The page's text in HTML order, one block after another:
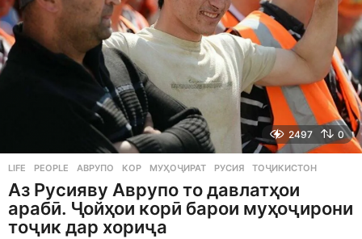
2497 0
LIFE ,PEOPLE АВРУПО ,КОР ,МУҲОҶИРАТ ,РУСИЯ ,ТОҶИКИСТОН
Аз Русияву Аврупо то давлатҳои
арабӣ. Ҷойҳои корӣ барои муҳоҷирони
тоҷик дар хориҷа